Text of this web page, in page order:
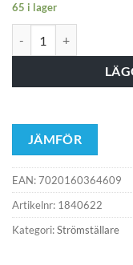
65 i lager
JÄMFÖR
EAN:7020160364609
Artikelnr: 1840622
Kategori:Strömställare